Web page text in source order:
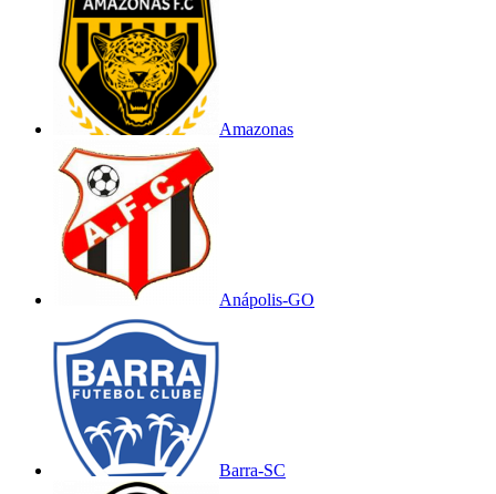
Amazonas
Anápolis-GO
Barra-SC